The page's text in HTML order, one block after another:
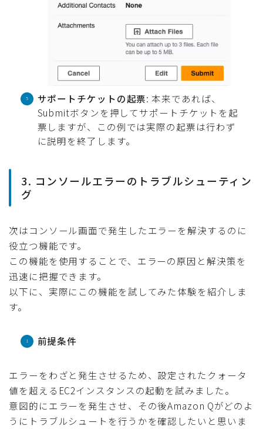
サポートチケットの起票: 本来であれば、
Submitボタンを押してサポートチケットを起
票しますが、この例では実際の起票は行わず
に説明を終了します。
3. コンソールエラーのトラブルシューティン
グ
次はコンソール画面で発生したエラーを解決するのに
役立つ機能です。
この機能を使用することで、エラーの原因と解決策を
迅速に把握できます。
以下に、実際にこの機能を試してみた体験を紹介しま
す。
前提条件
エラーをわざと発生させるため、設定されたクォータ
値を超えるEC2インスタンスの起動を試みました。
意図的にエラーを発生させ、その後Amazon Qがどのよ
うにトラブルシュートを行うかを確認したいと思いま